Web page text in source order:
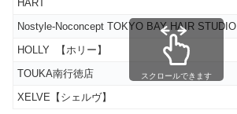
HART
Nostyle‐Noconcept TOKYO BAY HAIR STUDIO
HOLLY 【ホリー】
TOUKA南行徳店
XELVE【シェルヴ】
スクロールできます